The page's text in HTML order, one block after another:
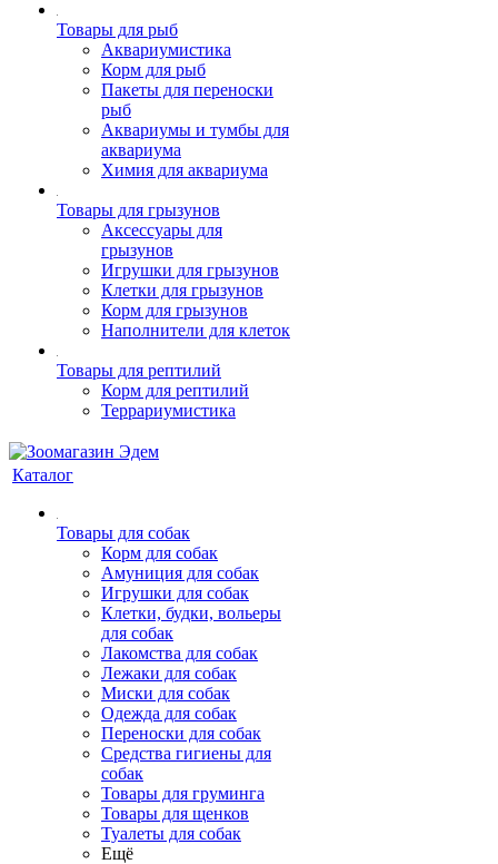
Товары для рыб
Аквариумистика
Корм для рыб
Пакеты для переноски
рыб
Аквариумы и тумбы для
аквариума
Химия для аквариума
Товары для грызунов
Аксессуары для
грызунов
Игрушки для грызунов
Клетки для грызунов
Корм для грызунов
Наполнители для клеток
Товары для рептилий
Корм для рептилий
Террариумистика
Каталог
Товары для собак
Корм для собак
Амуниция для собак
Игрушки для собак
Клетки, будки, вольеры
для собак
Лакомства для собак
Лежаки для собак
Миски для собак
Одежда для собак
Переноски для собак
Средства гигиены для
собак
Товары для груминга
Товары для щенков
Туалеты для собак
Ещё